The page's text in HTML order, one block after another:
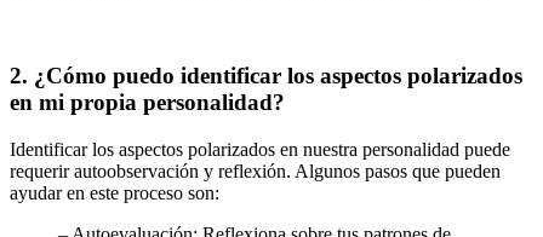
2. ¿Cómo puedo identificar los aspectos polarizados
en mi propia personalidad?
Identificar los aspectos polarizados en nuestra personalidad puede
requerir autoobservación y reflexión. Algunos pasos que pueden
ayudar en este proceso son: